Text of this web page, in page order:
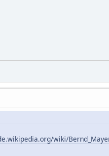
wiki/